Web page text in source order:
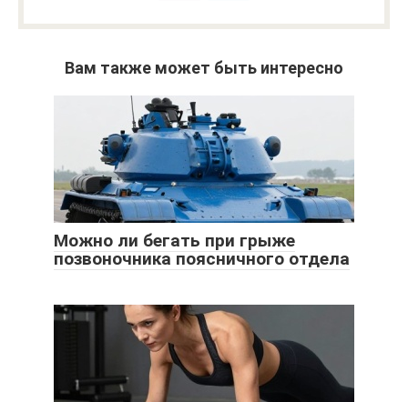
Вам также может быть интересно
Можно ли бегать при грыже
позвоночника поясничного отдела